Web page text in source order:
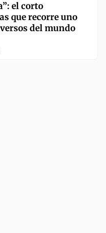
el corto
que recorre uno
del mundo